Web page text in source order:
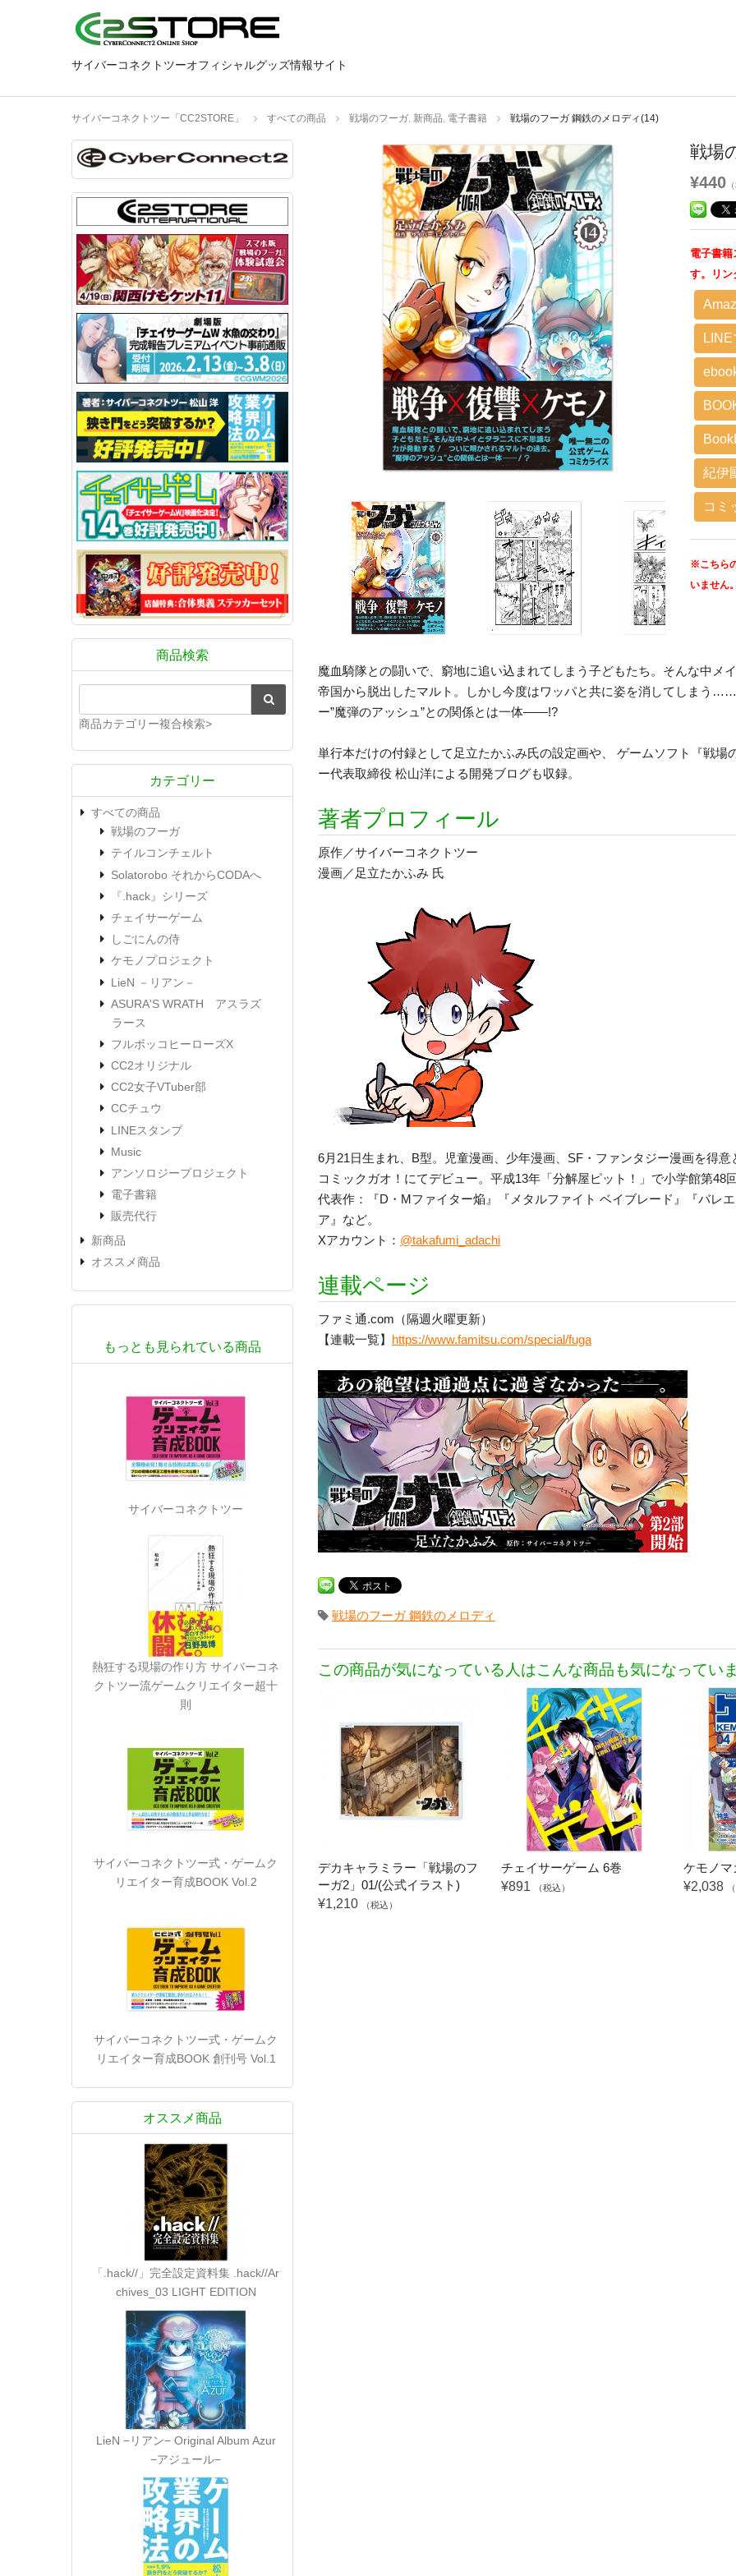
サイバーコネクトツーオフィシャルグッズ情報サイト
サイバーコネクトツー「CC2STORE」 すべての商品 戦場のフーガ, 新商品, 電子書籍 戦場のフーガ 鋼鉄のメロディ(14)
戦場
¥440
電子書
す。リン
紀伊
コミ
※こちら
いません
魔血騎隊との闘いで、窮地に追い込まれてしまう子どもたち。そんな中メ
帝国から脱出したマルト。しかし今度はワッパと共に姿を消してしまう
ー”魔弾のアッシュ”との関係とは一体――!?
単行本だけの付録として足立たかふみ氏の設定画や、 ゲームソフト『戦
ー代表取締役 松山洋による開発ブログも収録。
著者プロフィール
原作／サイバーコネクトツー
漫画／足立たかふみ 氏
6月21日生まれ、B型。児童漫画、少年漫画、SF・ファンタジー漫画を得意
コミックガオ！にてデビュー。平成13年「分解屋ピット！」で小学館第48
代表作：『D・Mファイター焔』『メタルファイト ベイブレード』『バ
ア』など。
Xアカウント： @takafumi_adachi
連載ページ
ファミ通.com（隔週火曜更新）
【連載一覧】 https://www.famitsu.com/special/fuga
戦場のフーガ 鋼鉄のメロディ
この商品が気になっている人はこんな商品も気になってい
デカキャラミラー「戦場のフ
ーガ2」01/(公式イラスト)
¥1,210
（税込）
チェイサーゲーム 6巻
¥891
（税込）
ケモノマ
¥2,038
商品検索
商品カテゴリー複合検索>
カテゴリー
すべての商品
戦場のフーガ
テイルコンチェルト
Solatorobo それからCODAへ
『.hack』シリーズ
チェイサーゲーム
しごにんの侍
ケモノプロジェクト
LieN －リアン－
ASURA'S WRATH アスラズ
ラース
フルボッコヒーローズX
CC2オリジナル
CC2女子VTuber部
CCチュウ
LINEスタンプ
Music
アンソロジープロジェクト
電子書籍
販売代行
新商品
オススメ商品
もっとも見られている商品
サイバーコネクトツー
熱狂する現場の作り方 サイバーコネ
クトツー流ゲームクリエイター超十
則
サイバーコネクトツー式・ゲームク
リエイター育成BOOK Vol.2
サイバーコネクトツー式・ゲームク
リエイター育成BOOK 創刊号 Vol.1
オススメ商品
「.hack//」完全設定資料集 .hack//Ar
chives_03 LIGHT EDITION
LieN −リアン− Original Album Azur
−アジュール−